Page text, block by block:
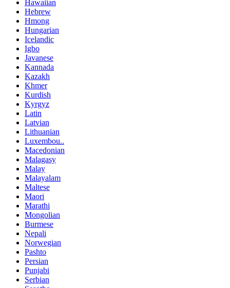
Hawaiian
Hebrew
Hmong
Hungarian
Icelandic
Igbo
Javanese
Kannada
Kazakh
Khmer
Kurdish
Kyrgyz
Latin
Latvian
Lithuanian
Luxembou..
Macedonian
Malagasy
Malay
Malayalam
Maltese
Maori
Marathi
Mongolian
Burmese
Nepali
Norwegian
Pashto
Persian
Punjabi
Serbian